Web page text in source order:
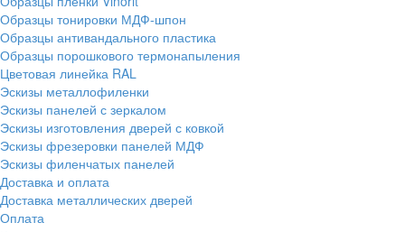
Образцы тонировки МДФ-шпон
Образцы антивандального пластика
Образцы порошкового термонапыления
Цветовая линейка RAL
Эскизы металлофиленки
Эскизы панелей с зеркалом
Эскизы изготовления дверей с ковкой
Эскизы фрезеровки панелей МДФ
Эскизы филенчатых панелей
Доставка и оплата
Доставка металлических дверей
Оплата